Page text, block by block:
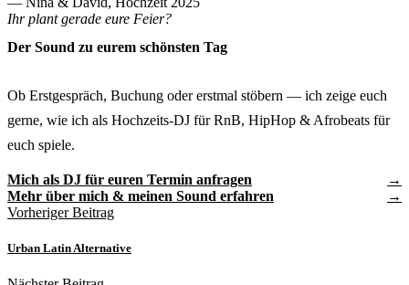
Ihr plant gerade eure Feier?
Der Sound zu eurem schönsten Tag
Ob Erstgespräch, Buchung oder erstmal stöbern — ich zeige euch
gerne, wie ich als Hochzeits-DJ für RnB, HipHop & Afrobeats für
euch spiele.
Mich als DJ für euren Termin anfragen
Mehr über mich & meinen Sound erfahren
Vorheriger Beitrag
Urban Latin Alternative